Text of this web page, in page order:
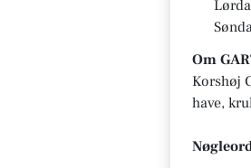
Om
Korshøj
have,